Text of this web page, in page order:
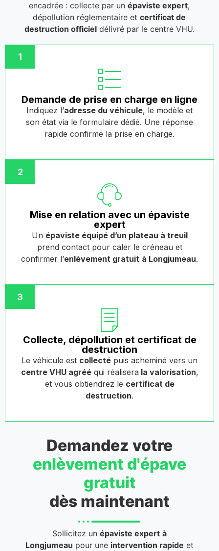
encadrée : collecte par unépaviste expert,
dépollution réglementaire etcertificat de
destruction officieldélivré par le centre VHU.
1
Demande de prise en charge en ligne
Indiquez l’adresse du véhicule, le modèle et
son état via le formulaire dédié. Une réponse
rapide confirme la prise en charge.
2
Mise en relation avec un épaviste
expert
Un épaviste équipé d’un plateau à treuil
prend contact pour caler le créneau et
confirmer l’enlèvement gratuit à Longjumeau.
3
Collecte, dépollution et certificat de
destruction
Le véhicule est collecté puis acheminé vers un
centre VHU agrééqui réalisera la valorisation,
et vous obtiendrez le certificat de
destruction.
Demandez votre
enlèvement d'épave
gratuit
dès maintenant
Sollicitez un épaviste expert à
Longjumeau pour une intervention rapide et